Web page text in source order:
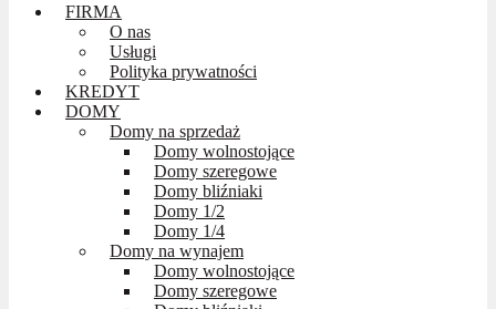
FIRMA
O nas
Usługi
Polityka prywatności
KREDYT
DOMY
Domy na sprzedaż
Domy wolnostojące
Domy szeregowe
Domy bliźniaki
Domy 1/2
Domy 1/4
Domy na wynajem
Domy wolnostojące
Domy szeregowe